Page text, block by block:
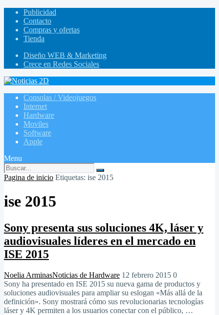
Publicidad
Contacto
Compras y ofertas
Tienda
Diseño WEB & Marketing
Crece en Redes Sociales
Consolas / Videojuegos
Internet
Hardware
Moviles
Software
Apple
Menu
Pagina de inicio Etiquetas: ise 2015
ise 2015
Sony presenta sus soluciones 4K, láser y
audiovisuales líderes en el mercado en
ISE 2015
Noelia ArminasNoticias de Hardware 12 febrero 2015 0
Sony ha presentado en ISE 2015 su nueva gama de productos y
soluciones audiovisuales para ampliar su eslogan «Más allá de la
definición». Sony mostrará cómo sus revolucionarias tecnologías
láser y 4K permiten a los usuarios conectar con el público, …